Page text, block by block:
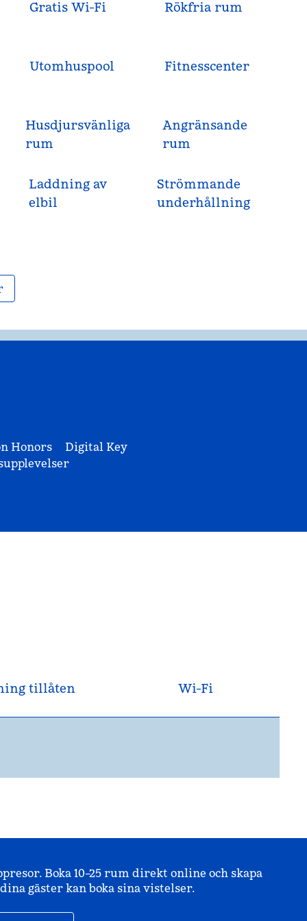
Gratis Wi-Fi Rökfria rum
Utomhuspool Fitnesscenter
Husdjursvänliga
rum
Angränsande
rum
Laddning av
elbil
Strömmande
underhållning
Honors
Digital Key
tillåten Wi-Fi
Boka 10–25 rum direkt online och skapa
gäster kan boka sina vistelser.